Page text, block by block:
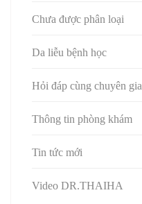
Chưa được phân loại
Da liễu bệnh học
Hỏi đáp cùng chuyên gia
Thông tin phòng khám
Tin tức mới
Video DR.THAIHA